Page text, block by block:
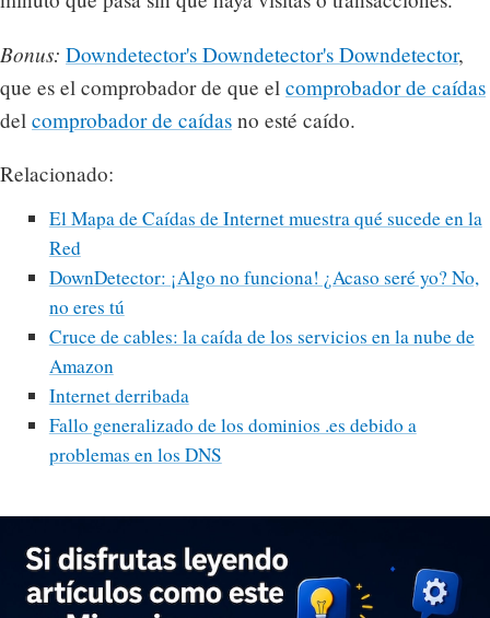
Bonus: Downdetector's Downdetector's Downdetector,
que es el comprobador de que el comprobador de caídas
del comprobador de caídas no esté caído.
Relacionado:
El Mapa de Caídas de Internet muestra qué sucede en la
Red
DownDetector: ¡Algo no funciona! ¿Acaso seré yo? No,
no eres tú
Cruce de cables: la caída de los servicios en la nube de
Amazon
Internet derribada
Fallo generalizado de los dominios .es debido a
problemas en los DNS